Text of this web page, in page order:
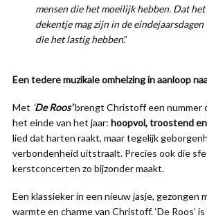
mensen die het moeilijk hebben. Dat
dekentje mag zijn in de eindejaarsdagen
die het lastig hebben.”
Een tedere muzikale omhelzing in aanloop
Met ‘De Roos’brengt Christoff een nummer
het einde van het jaar: hoopvol, troostend
lied dat harten raakt, maar tegelijk
verbondenheid uitstraalt. Precies ook die
kerstconcerten zo bijzonder maakt.
Een klassieker in een nieuw jasje, gezongen
warmte en charme van Christoff. ‘De Roos’